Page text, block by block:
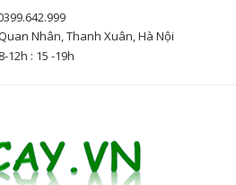
Nhân, Thanh Xuân, Hà Nội
8-12h : 15 -19h